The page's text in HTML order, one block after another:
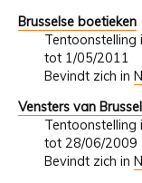
Brusselse boetieken
Tentoonstelling
tot 1/05/2011
Bevindt zich in
Vensters van Brussel
Tentoonstelling
tot 28/06/2009
Bevindt zich in